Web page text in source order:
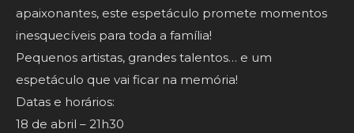
apaixonantes, este espetáculo promete momentos
inesquecíveis para toda a família!
Pequenos artistas, grandes talentos… e um
espetáculo que vai ficar na memória!
Datas e horários:
18 de abril – 21h30